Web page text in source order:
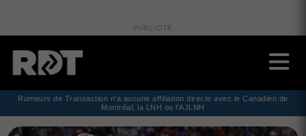
PUBLICITÉ
Rumeurs de Transaction n'a aucune affiliation directe avec le Canadien de
Montréal, la LNH ou l'AJLNH